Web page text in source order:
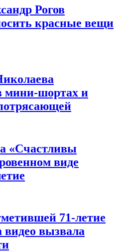
Рогов
красные вещи
мини-шортах и
«Счастливы
виде
71-летие
видео вызвала